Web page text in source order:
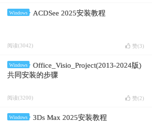
Windows ACDSee 2025安装教程
阅读(3042) 赞(3)
Windows
Office_Visio_Project(2013-2024版)
共同安装的步骤
阅读(3200) 赞(2)
Windows 3Ds Max 2025安装教程